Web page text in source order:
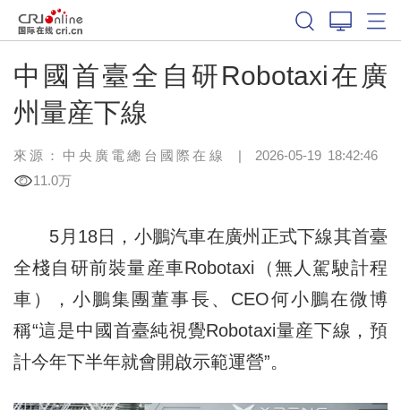
中國首臺全自研Robotaxi在廣
州量産下線
來源：中央廣電總台國際在線 | 2026-05-19 18:42:46
11.0万
5月18日，小鵬汽車在廣州正式下線其首臺
全棧自研前裝量産車Robotaxi（無人駕駛計程
車），小鵬集團董事長、CEO何小鵬在微博
稱“這是中國首臺純視覺Robotaxi量産下線，預
計今年下半年就會開啟示範運營”。